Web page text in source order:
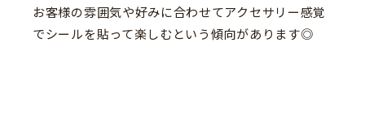
お客様の雰囲気や好みに合わせてアクセサリー感覚
でシールを貼って楽しむという傾向があります◎